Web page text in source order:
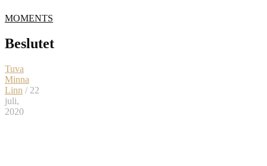
MOMENTS
Beslutet
Tuva
Minna
Linn / 22
juli,
2020